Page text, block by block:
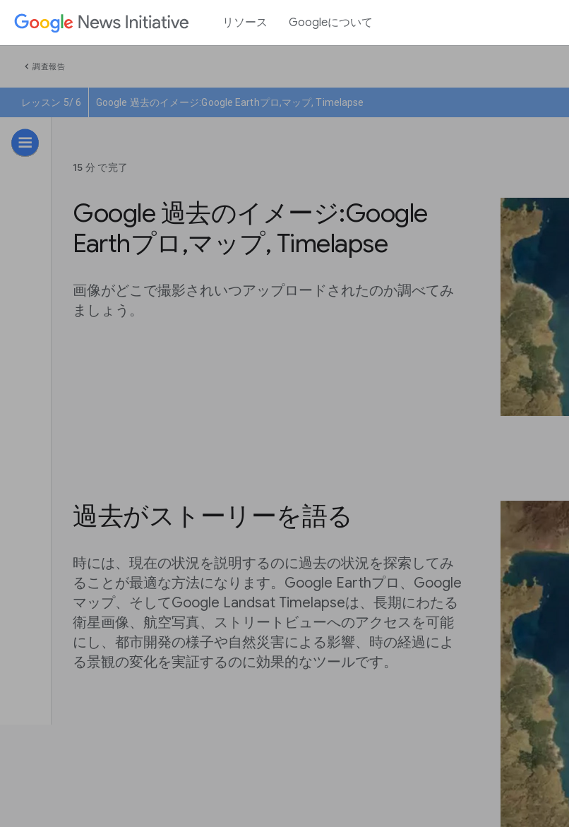
リソース Googleについて
chevron_left 調査報告
レッスン 5/ 6 Google 過去のイメージ:Google Earthプロ,マップ, Timelapse
15 分 で完了
Google 過去のイメージ:Google
Earthプロ,マップ, Timelapse
画像がどこで撮影されいつアップロードされたのか調べてみ
ましょう。
過去がストーリーを語る
時には、現在の状況を説明するのに過去の状況を探索してみ
ることが最適な方法になります。Google Earthプロ、Google
マップ、そしてGoogle Landsat Timelapseは、長期にわたる
衛星画像、航空写真、ストリートビューへのアクセスを可能
にし、都市開発の様子や自然災害による影響、時の経過によ
る景観の変化を実証するのに効果的なツールです。